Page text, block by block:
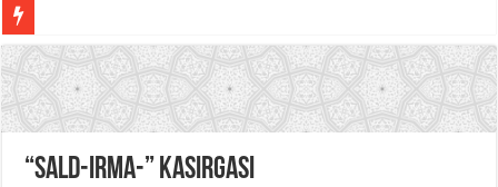
“SALD-IRMA-” KASIRGASI